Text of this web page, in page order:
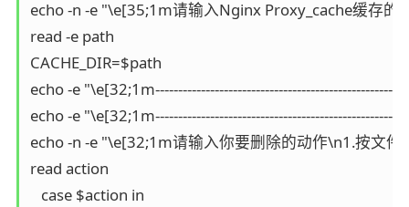
echo -n -e "\e[35;1m请输入Nginx Proxy_cache缓存
read -e path
CACHE_DIR=$path
echo -e
echo -e
echo -n -e "\e[32;1m请输入你要删除的动作\n1.按文
read action
   case $action in